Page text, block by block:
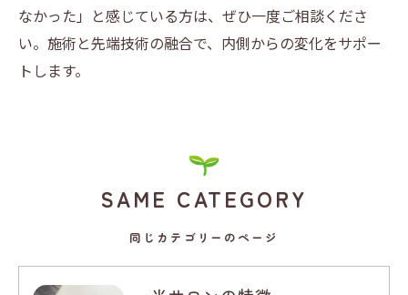
なかった」と感じている方は、ぜひ一度ご相談くださ
い。施術と先端技術の融合で、内側からの変化をサポー
トします。
同じカテゴリーのページ
SAME CATEGORY